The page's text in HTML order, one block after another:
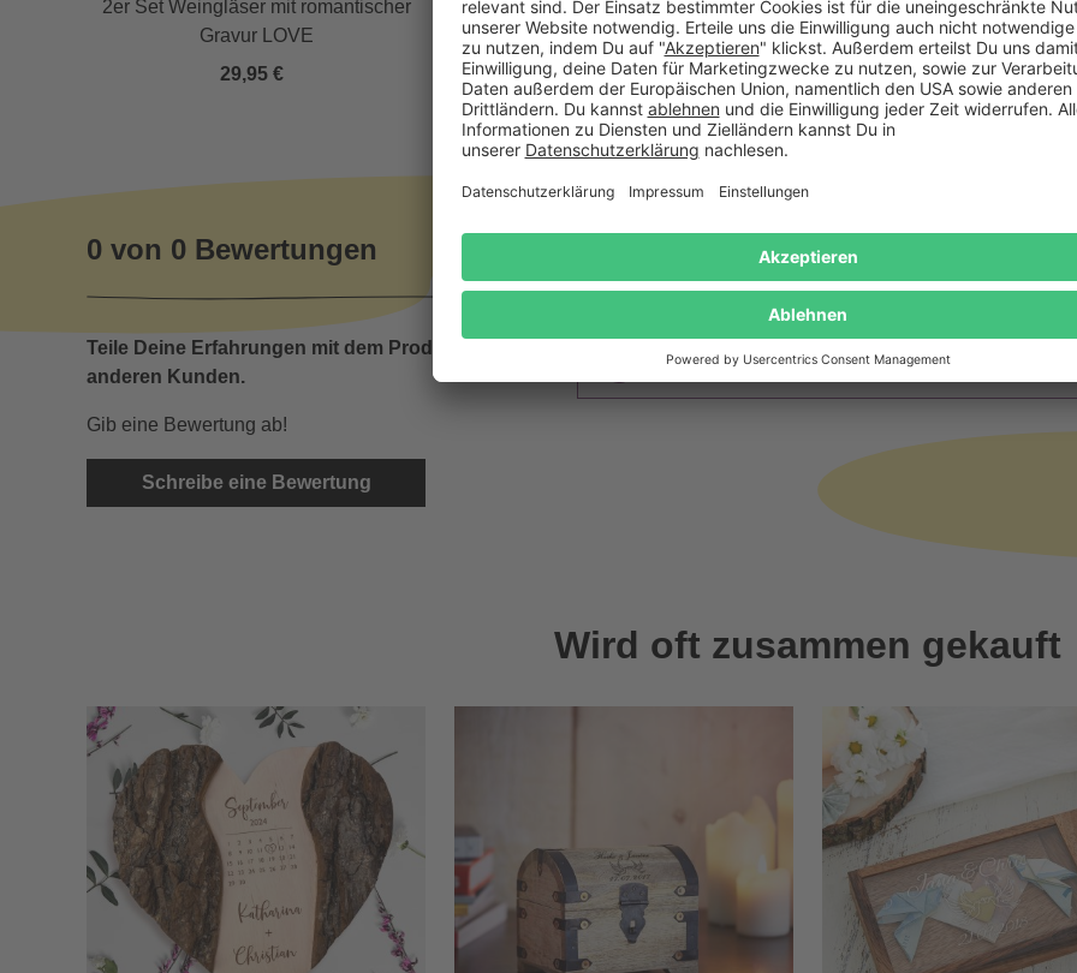
2er Set Weingläser mit romantischer
Gravur LOVE
29,95 €
Gesprächsstoff - Liebe
26,95 €
Herz Liebesschloss -
Paare
25,99 €
0 von 0 Bewertungen
Teile Deine Erfahrungen mit dem Produkt mit
anderen Kunden.
Gib eine Bewertung ab!
Schreibe eine Bewertung
Das sagen unsere Kunden
Keine Bewertungen gefunden. Lass uns wissen,
Wird oft zusammen gekauft